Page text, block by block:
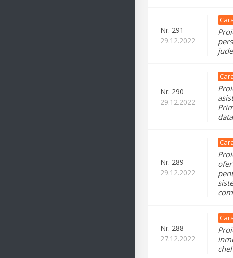
Nr. 291
29.12.2022
Nr. 290
29.12.2022
Nr. 289
29.12.2022
Nr. 288
27.12.2022